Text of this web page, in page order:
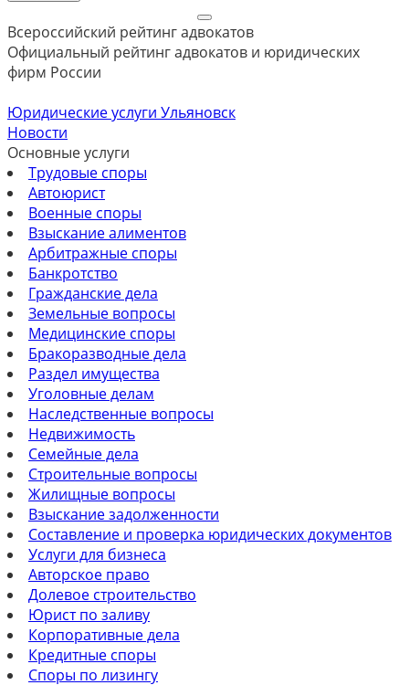
Всероссийский рейтинг адвокатов
Официальный рейтинг адвокатов и юридических
фирм России
Юридические услуги Ульяновск
Новости
Основные услуги
Трудовые споры
Автоюрист
Военные споры
Взыскание алиментов
Арбитражные споры
Банкротство
Гражданские дела
Земельные вопросы
Медицинские споры
Бракоразводные дела
Раздел имущества
Уголовные делам
Наследственные вопросы
Недвижимость
Семейные дела
Строительные вопросы
Жилищные вопросы
Взыскание задолженности
Составление и проверка юридических документов
Услуги для бизнеса
Авторское право
Долевое строительство
Юрист по заливу
Корпоративные дела
Кредитные споры
Споры по лизингу